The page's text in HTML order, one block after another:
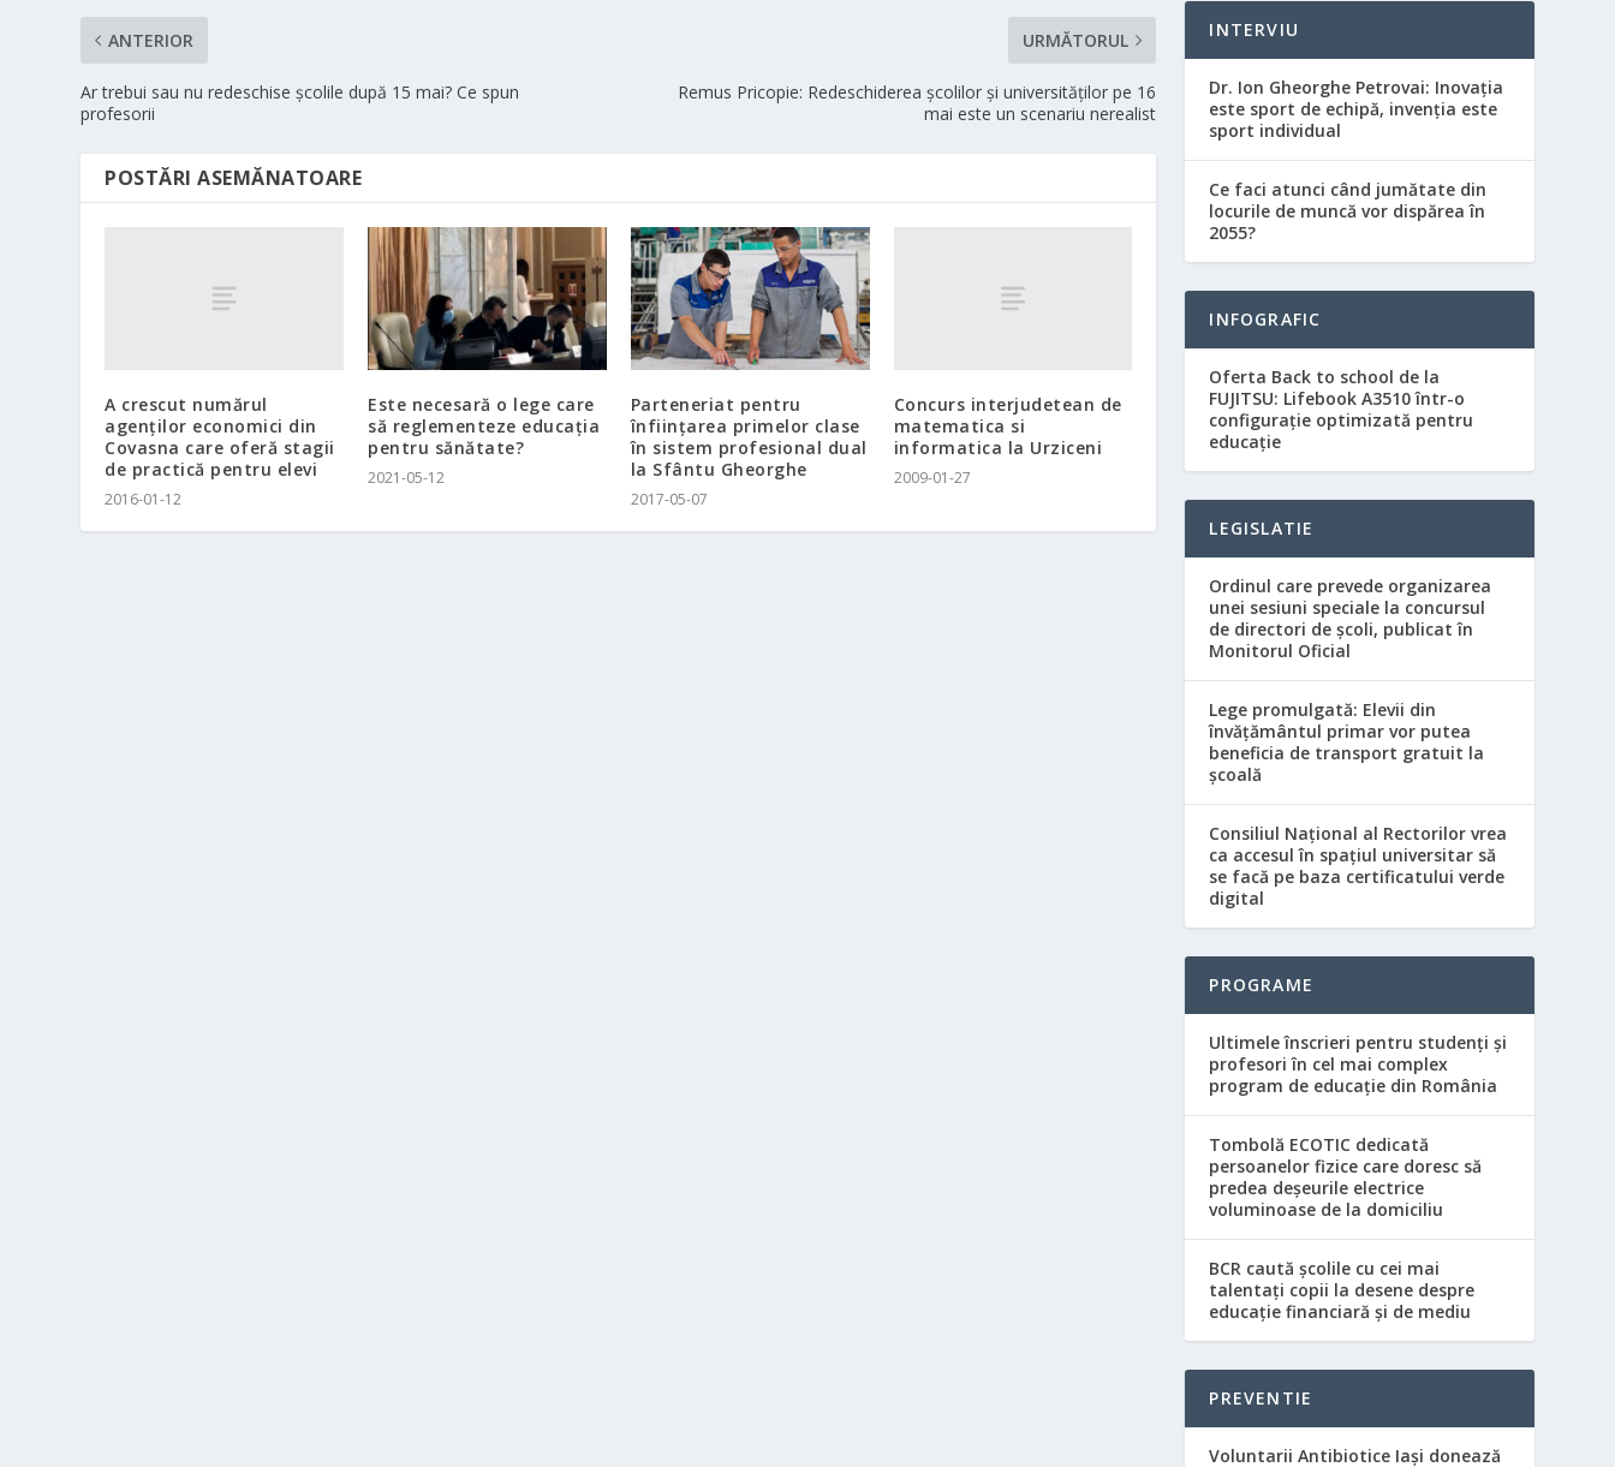
ANTERIOR
Ar trebui sau nu redeschise școlile după 15 mai? Ce spun
profesorii
URMĂTORUL
Remus Pricopie: Redeschiderea şcolilor şi universităţilor pe 16
mai este un scenariu nerealist
POSTĂRI ASEMĂNATOARE
A crescut numărul
agenţilor economici din
Covasna care oferă stagii
de practică pentru elevi
2016-01-12
Este necesară o lege care
să reglementeze educaţia
pentru sănătate?
2021-05-12
Parteneriat pentru
înfiinţarea primelor clase
în sistem profesional dual
la Sfântu Gheorghe
2017-05-07
Concurs interjudetean de
matematica si
informatica la Urziceni
2009-01-27
INTERVIU
Dr. Ion Gheorghe Petrovai: Inovația
este sport de echipă, invenția este
sport individual
Ce faci atunci când jumătate din
locurile de muncă vor dispărea în
2055?
INFOGRAFIC
Oferta Back to school de la
FUJITSU: Lifebook A3510 într-o
configurație optimizată pentru
educație
LEGISLATIE
Ordinul care prevede organizarea
unei sesiuni speciale la concursul
de directori de şcoli, publicat în
Monitorul Oficial
Lege promulgată: Elevii din
învăţământul primar vor putea
beneficia de transport gratuit la
şcoală
Consiliul Naţional al Rectorilor vrea
ca accesul în spaţiul universitar să
se facă pe baza certificatului verde
digital
PROGRAME
Ultimele înscrieri pentru studenți și
profesori în cel mai complex
program de educație din România
Tombolă ECOTIC dedicată
persoanelor fizice care doresc să
predea deșeurile electrice
voluminoase de la domiciliu
BCR caută școlile cu cei mai
talentați copii la desene despre
educație financiară și de mediu
PREVENTIE
Voluntarii Antibiotice Iași donează